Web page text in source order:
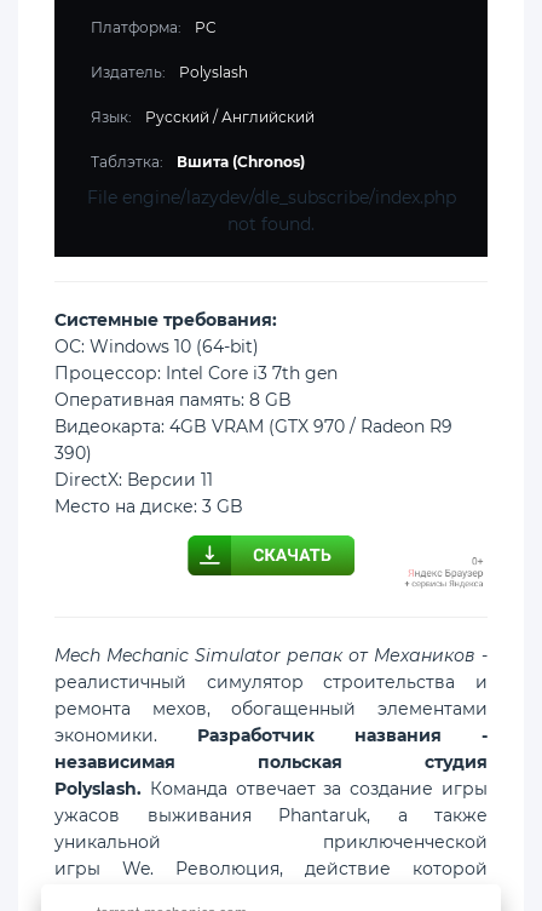
Платформа: PC
Издатель: Polyslash
Язык: Русский / Английский
Таблэтка: Вшита (Chronos)
File engine/lazydev/dle_subscribe/index.php
not found.
Cистемные требования:
ОС: Windows 10 (64-bit)
Процессор: Intel Core i3 7th gen
Оперативная память: 8 GB
Видеокарта: 4GB VRAM (GTX 970 / Radeon R9
390)
DirectX: Версии 11
Место на диске: 3 GB
Mech Mechanic Simulator репак от Механиков -
реалистичный симулятор строительства и
ремонта мехов, обогащенный элементами
экономики. Разработчик названия -
независимая польская студия
Polyslash. Команда отвечает за создание игры
ужасов выживания Phantaruk, а также
уникальной приключенческой
игры We. Революция, действие которой